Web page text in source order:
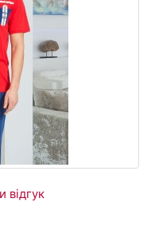
відгук